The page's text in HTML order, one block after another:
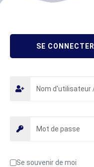
SE CONNECTER
Se souvenir de moi